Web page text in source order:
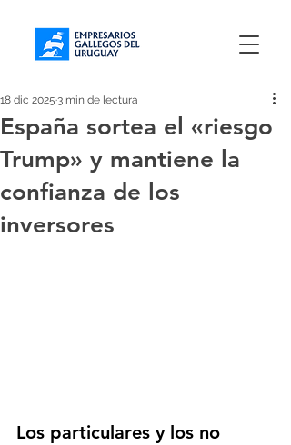
España sortea el «riesgo
Trump» y mantiene la
confianza de los
inversores
18 dic 2025 3 min de lectura
Los particulares y los no